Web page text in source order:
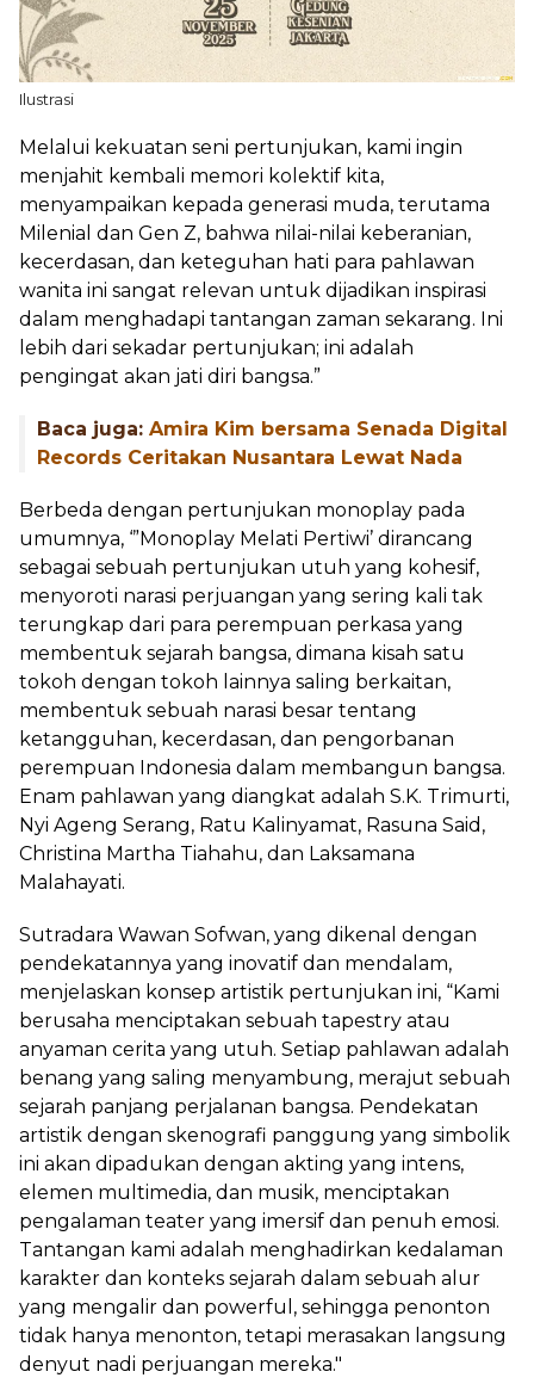
Ilustrasi
Melalui kekuatan seni pertunjukan, kami ingin
menjahit kembali memori kolektif kita,
menyampaikan kepada generasi muda, terutama
Milenial dan Gen Z, bahwa nilai-nilai keberanian,
kecerdasan, dan keteguhan hati para pahlawan
wanita ini sangat relevan untuk dijadikan inspirasi
dalam menghadapi tantangan zaman sekarang. Ini
lebih dari sekadar pertunjukan; ini adalah
pengingat akan jati diri bangsa.”
Baca juga: Amira Kim bersama Senada Digital
Records Ceritakan Nusantara Lewat Nada
Berbeda dengan pertunjukan monoplay pada
umumnya, ‘”Monoplay Melati Pertiwi’ dirancang
sebagai sebuah pertunjukan utuh yang kohesif,
menyoroti narasi perjuangan yang sering kali tak
terungkap dari para perempuan perkasa yang
membentuk sejarah bangsa, dimana kisah satu
tokoh dengan tokoh lainnya saling berkaitan,
membentuk sebuah narasi besar tentang
ketangguhan, kecerdasan, dan pengorbanan
perempuan Indonesia dalam membangun bangsa.
Enam pahlawan yang diangkat adalah S.K. Trimurti,
Nyi Ageng Serang, Ratu Kalinyamat, Rasuna Said,
Christina Martha Tiahahu, dan Laksamana
Malahayati.
Sutradara Wawan Sofwan, yang dikenal dengan
pendekatannya yang inovatif dan mendalam,
menjelaskan konsep artistik pertunjukan ini, “Kami
berusaha menciptakan sebuah tapestry atau
anyaman cerita yang utuh. Setiap pahlawan adalah
benang yang saling menyambung, merajut sebuah
sejarah panjang perjalanan bangsa. Pendekatan
artistik dengan skenografi panggung yang simbolik
ini akan dipadukan dengan akting yang intens,
elemen multimedia, dan musik, menciptakan
pengalaman teater yang imersif dan penuh emosi.
Tantangan kami adalah menghadirkan kedalaman
karakter dan konteks sejarah dalam sebuah alur
yang mengalir dan powerful, sehingga penonton
tidak hanya menonton, tetapi merasakan langsung
denyut nadi perjuangan mereka."